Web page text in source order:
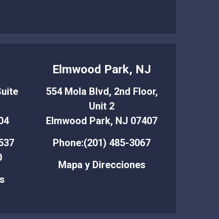
Elmwood Park, NJ
554 Mola Blvd, 2nd Floor,
Unit 2
Elmwood Park, NJ 07407
Phone:(201) 485-3067
Mapa y Direcciones